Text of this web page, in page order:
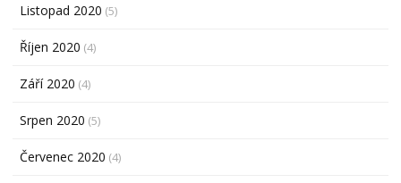
Listopad 2020 (5)
Říjen 2020 (4)
Září 2020 (4)
Srpen 2020 (5)
Červenec 2020 (4)